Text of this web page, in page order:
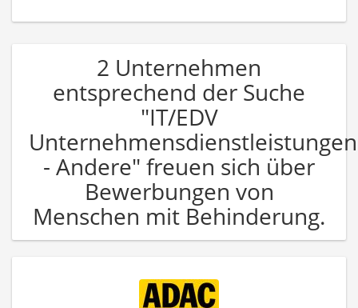
2 Unternehmen
entsprechend der Suche
"IT/EDV
Unternehmensdienstleistungen
- Andere" freuen sich über
Bewerbungen von
Menschen mit Behinderung.